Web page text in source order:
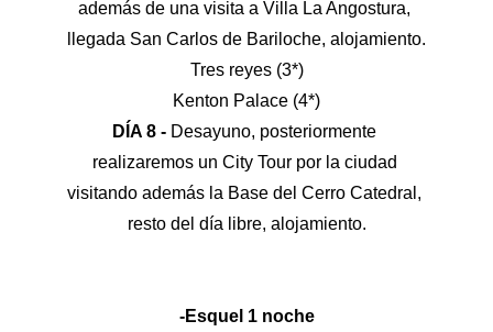
además de una visita a Villa La Angostura,
llegada San Carlos de Bariloche, alojamiento.
Tres reyes (3*)
Kenton Palace (4*)
DÍA 8 - Desayuno, posteriormente
realizaremos un City Tour por la ciudad
visitando además la Base del Cerro Catedral,
resto del día libre, alojamiento.
-Esquel 1 noche